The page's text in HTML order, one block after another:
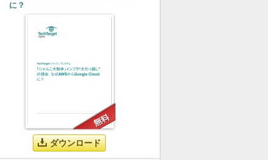
に？
ダウンロード